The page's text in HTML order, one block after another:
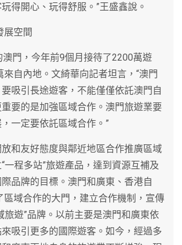
得開心、玩得舒服。”王盛鑫說。
展空間
門，今年前9個月接待了2200萬遊
自內地。文綺華向記者坦言，“澳門
吸引長途遊客，不能僅僅依託澳門自
要的是加強區域合作。澳門旅遊業要
一定要依託區域合作。”
和友好態度與鄰近地區合作推廣區域
一程多站”旅遊產品，達到資源互補及
品牌的目標。澳門和廣東、香港自
區域合作的大門，建立合作機制，宣傳
旅遊”品牌。以前主要是澳門和廣東依
吸引更多的國際遊客。如今，經過多